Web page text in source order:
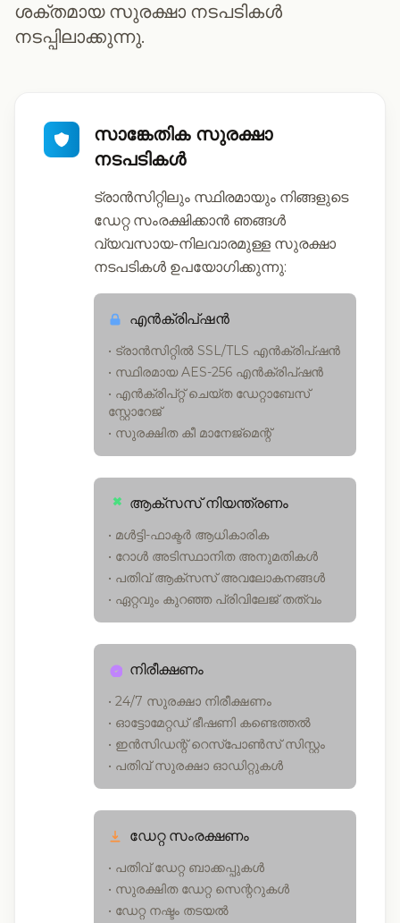
ശക്തമായ സുരക്ഷാ നടപടികൾ
നടപ്പിലാക്കുന്നു.
സാങ്കേതിക സുരക്ഷാ
നടപടികൾ
ട്രാൻസിറ്റിലും സ്ഥിരമായും നിങ്ങളുടെ
ഡേറ്റ സംരക്ഷിക്കാൻ ഞങ്ങൾ
വ്യവസായ-നിലവാരമുള്ള സുരക്ഷാ
നടപടികൾ ഉപയോഗിക്കുന്നു:
എൻക്രിപ്ഷൻ
• ട്രാൻസിറ്റിൽ SSL/TLS എൻക്രിപ്ഷൻ
• സ്ഥിരമായ AES-256 എൻക്രിപ്ഷൻ
• എൻക്രിപ്റ്റ് ചെയ്ത ഡേറ്റാബേസ്
സ്റ്റോറേജ്
• സുരക്ഷിത കീ മാനേജ്മെന്റ്
ആക്സസ് നിയന്ത്രണം
• മൾട്ടി-ഫാക്ടർ ആധികാരിക
• റോൾ അടിസ്ഥാനിത അനുമതികൾ
• പതിവ് ആക്സസ് അവലോകനങ്ങൾ
• ഏറ്റവും കുറഞ്ഞ പ്രിവിലേജ് തത്വം
നിരീക്ഷണം
• 24/7 സുരക്ഷാ നിരീക്ഷണം
• ഓട്ടോമേറ്റഡ് ഭീഷണി കണ്ടെത്തൽ
• ഇൻസിഡന്റ് റെസ്‌പോൺസ് സിസ്റ്റം
• പതിവ് സുരക്ഷാ ഓഡിറ്റുകൾ
ഡേറ്റ സംരക്ഷണം
• പതിവ് ഡേറ്റ ബാക്കപ്പുകൾ
• സുരക്ഷിത ഡേറ്റ സെന്ററുകൾ
• ഡേറ്റ നഷ്ടം തടയൽ